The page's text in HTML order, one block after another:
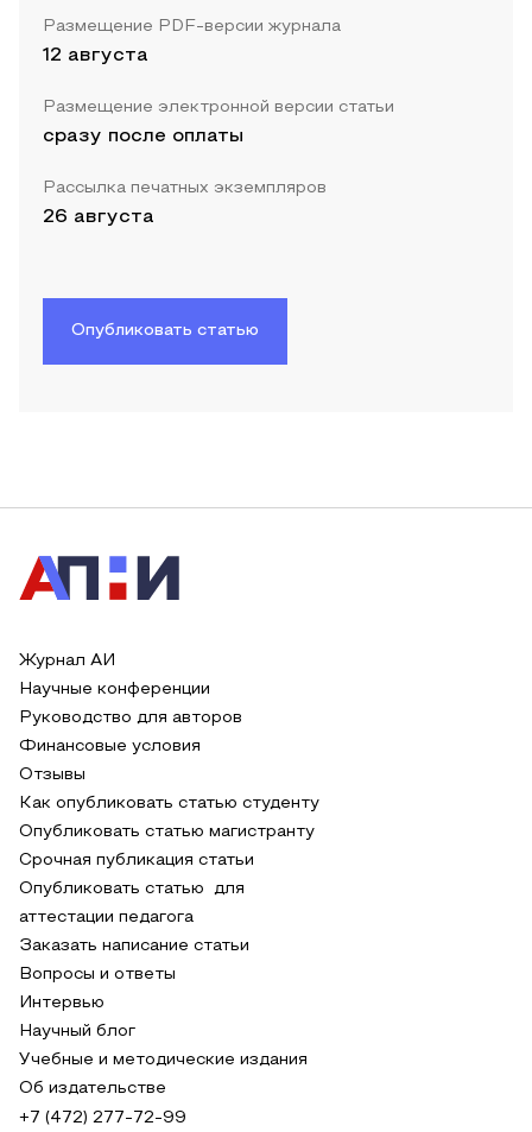
Размещение PDF-версии журнала
12 августа
Размещение электронной версии статьи
сразу после оплаты
Рассылка печатных экземпляров
26 августа
Опубликовать статью
Журнал АИ
Научные конференции
Руководство для авторов
Финансовые условия
Отзывы
Как опубликовать статью студенту
Опубликовать статью магистранту
Срочная публикация статьи
Опубликовать статью для
аттестации педагога
Заказать написание статьи
Вопросы и ответы
Интервью
Научный блог
Учебные и методические издания
Об издательстве
+7 (472) 277-72-99